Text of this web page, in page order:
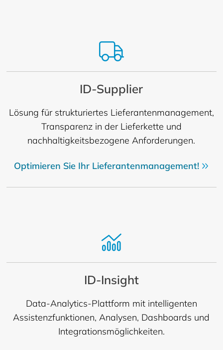
ID-Supplier
Lösung für strukturiertes Lieferantenmanagement,
Transparenz in der Lieferkette und
nachhaltigkeitsbezogene Anforderungen.
Optimieren Sie Ihr Lieferantenmanagement!
ID-Insight
Data-Analytics-Plattform mit intelligenten
Assistenzfunktionen, Analysen, Dashboards und
Integrationsmöglichkeiten.